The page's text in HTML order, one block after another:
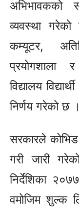
अभिभावकको
व्यवस्था गरेको
कम्यूटर,
प्रयोगशाला
विद्यालय
निर्णय गरेको छ ।
सरकारले
गरी जारी
निर्देशिका
वमोजिम शुल्क